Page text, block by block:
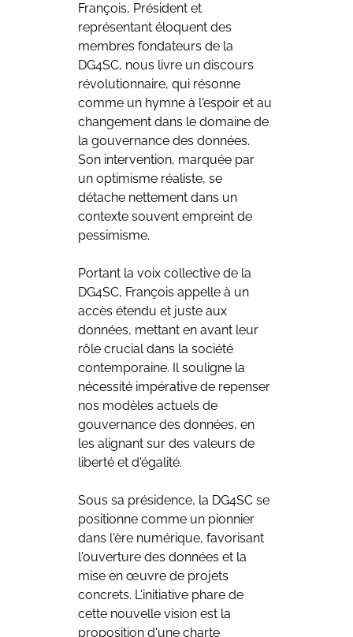
François, Président et
représentant éloquent des
membres fondateurs de la
DG4SC, nous livre un discours
révolutionnaire, qui résonne
comme un hymne à l'espoir et au
changement dans le domaine de
la gouvernance des données.
Son intervention, marquée par
un optimisme réaliste, se
détache nettement dans un
contexte souvent empreint de
pessimisme.
Portant la voix collective de la
DG4SC, François appelle à un
accès étendu et juste aux
données, mettant en avant leur
rôle crucial dans la société
contemporaine. Il souligne la
nécessité impérative de repenser
nos modèles actuels de
gouvernance des données, en
les alignant sur des valeurs de
liberté et d'égalité.
Sous sa présidence, la DG4SC se
positionne comme un pionnier
dans l'ère numérique, favorisant
l'ouverture des données et la
mise en œuvre de projets
concrets. L'initiative phare de
cette nouvelle vision est la
proposition d'une charte